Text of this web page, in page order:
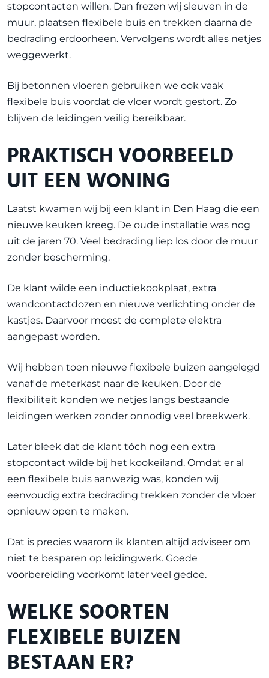
stopcontacten willen. Dan frezen wij sleuven in de
muur, plaatsen flexibele buis en trekken daarna de
bedrading erdoorheen. Vervolgens wordt alles netjes
weggewerkt.
Bij betonnen vloeren gebruiken we ook vaak
flexibele buis voordat de vloer wordt gestort. Zo
blijven de leidingen veilig bereikbaar.
PRAKTISCH VOORBEELD
UIT EEN WONING
Laatst kwamen wij bij een klant in Den Haag die een
nieuwe keuken kreeg. De oude installatie was nog
uit de jaren 70. Veel bedrading liep los door de muur
zonder bescherming.
De klant wilde een inductiekookplaat, extra
wandcontactdozen en nieuwe verlichting onder de
kastjes. Daarvoor moest de complete elektra
aangepast worden.
Wij hebben toen nieuwe flexibele buizen aangelegd
vanaf de meterkast naar de keuken. Door de
flexibiliteit konden we netjes langs bestaande
leidingen werken zonder onnodig veel breekwerk.
Later bleek dat de klant tóch nog een extra
stopcontact wilde bij het kookeiland. Omdat er al
een flexibele buis aanwezig was, konden wij
eenvoudig extra bedrading trekken zonder de vloer
opnieuw open te maken.
Dat is precies waarom ik klanten altijd adviseer om
niet te besparen op leidingwerk. Goede
voorbereiding voorkomt later veel gedoe.
WELKE SOORTEN
FLEXIBELE BUIZEN
BESTAAN ER?